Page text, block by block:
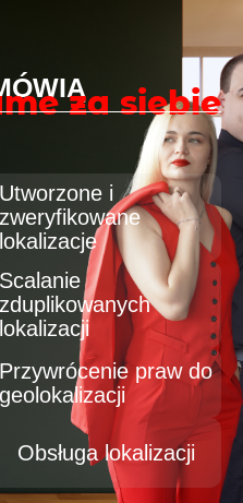
za siebie
Utworzone i
zweryfikowane
lokalizacje
Scalanie
zduplikowanych
lokalizacji
Przywrócenie praw do
geolokalizacji
Obsługa lokalizacji